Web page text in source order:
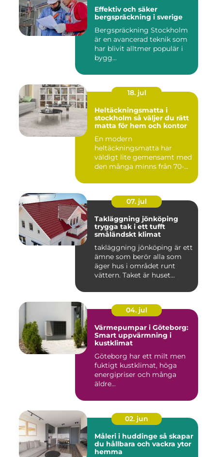
Effektiv och säker
bergspräckning i sverige
Bergspräckning Stockholm
är en avancerad teknik som
har blivit alltmer populär i
bygg...
18. jul
Heltäckningsmatta i
stockholm så väljer du rätt
matta för hem och kontor
En modern
heltäckningsmatta har
väldigt lite gemensamt med
den många minns från 70-
07. jul
Takläggning jönköping
trygga tak i ett tufft
småländskt klimat
takläggning jönköping är ett
ämne som berör alla som
äger hus i området runt
vättern. Taket är huset...
04. jul
Värmepumpar i Göteborg:
Smart uppvärmning i
kustklimat
Göteborg har ett milt men
fuktigt kustklimat, höga
energipriser och många
äldre...
02. jun
Måleri i huddinge så skapar
du hållbara och vackra ytor
hemma